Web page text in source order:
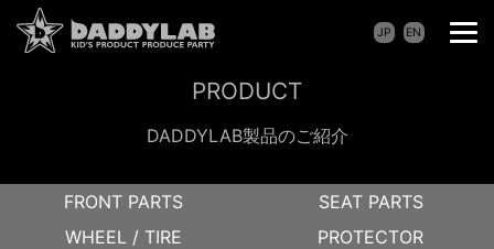
JP EN
PRODUCT
DADDYLAB製品のご紹介
FRONT PARTS
SEAT PARTS
WHEEL / TIRE
PROTECTOR